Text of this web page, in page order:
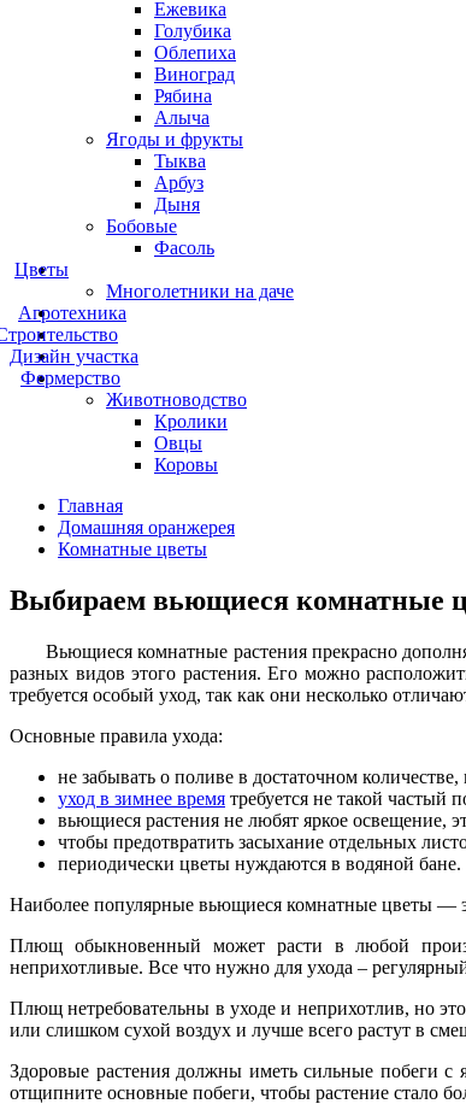
Ежевика
Голубика
Облепиха
Виноград
Рябина
Алыча
Ягоды и фрукты
Тыква
Арбуз
Дыня
Бобовые
Фасоль
Цветы
Многолетники на даче
Агротехника
Дизайн участка
Фермерство
Животноводство
Кролики
Овцы
Коровы
Главная
Домашняя оранжерея
Комнатные цветы
Выбираем вьющиеся комнатные
Вьющиеся комнатные растения прекрасно
разных видов этого растения. Его можно
требуется особый уход, так как они несколько
Основные правила ухода:
не забывать о поливе в достаточном
уход в зимнее время требуется не такой частый
вьющиеся растения не любят яркое освещение,
чтобы предотвратить засыхание отдельных
периодически цветы нуждаются в водяной бане.
Наиболее популярные вьющиеся комнатные цветы —
Плющ обыкновенный может расти в любой
неприхотливые. Все что нужно для ухода –
Плющ нетребовательны в уходе и неприхотлив, но
или слишком сухой воздух и лучше всего растут в
Здоровые растения должны иметь сильные побеги
отщипните основные побеги, чтобы растение стало